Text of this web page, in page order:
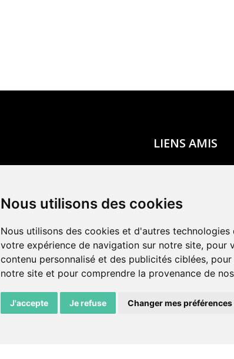
Nous utilisons des cookies
Nous utilisons des cookies et d'autres
votre expérience de navigation sur notre site, pour
contenu personnalisé et des publicités ciblées,
notre site et pour comprendre la provenance de
J'accepte Je refuse Changer mes préférences
LIENS AMIS